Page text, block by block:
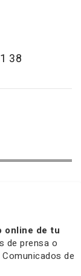
38
online de tu
de prensa o
de